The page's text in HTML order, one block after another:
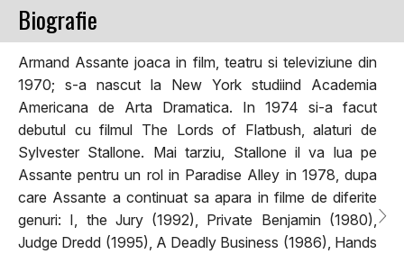
Biografie
Armand Assante joaca in film, teatru si televiziune din
1970; s-a nascut la New York studiind Academia
Americana de Arta Dramatica. In 1974 si-a facut
debutul cu filmul The Lords of Flatbush, alaturi de
Sylvester Stallone. Mai tarziu, Stallone il va lua pe
Assante pentru un rol in Paradise Alley in 1978, dupa
care Assante a continuat sa apara in filme de diferite
genuri: I, the Jury (1992), Private Benjamin (1980),
Judge Dredd (1995), A Deadly Business (1986), Hands